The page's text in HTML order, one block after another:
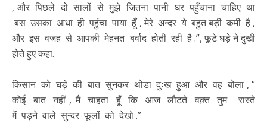
, और पिछले दो सालों से मुझे जितना पानी घर पहुँचाना चाहिए था
बस उसका आधा ही पहुंचा पाया हूँ , मेरे अन्दर ये बहुत बड़ी कमी है ,
और इस वजह से आपकी मेहनत बर्वाद होती रही है .”, फूटे घड़े ने दुखी
होते हुए कहा.
किसान को घड़े की बात सुनकर थोडा दुःख हुआ और वह बोला , “
कोई बात नहीं , मैं चाहता हूँ कि आज लौटते वक़्त तुम रास्ते
में पड़ने वाले सुन्दर फूलों को देखो .”